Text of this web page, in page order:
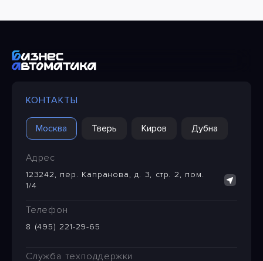
КОНТАКТЫ
Москва Тверь Киров Дубна
Адрес
123242, пер. Капранова, д. 3, стр. 2, пом.
1/4
Телефон
8 (495) 221-29-65
Служба техподдержки